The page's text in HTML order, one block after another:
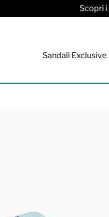
Scopri i
Sandali Exclusive